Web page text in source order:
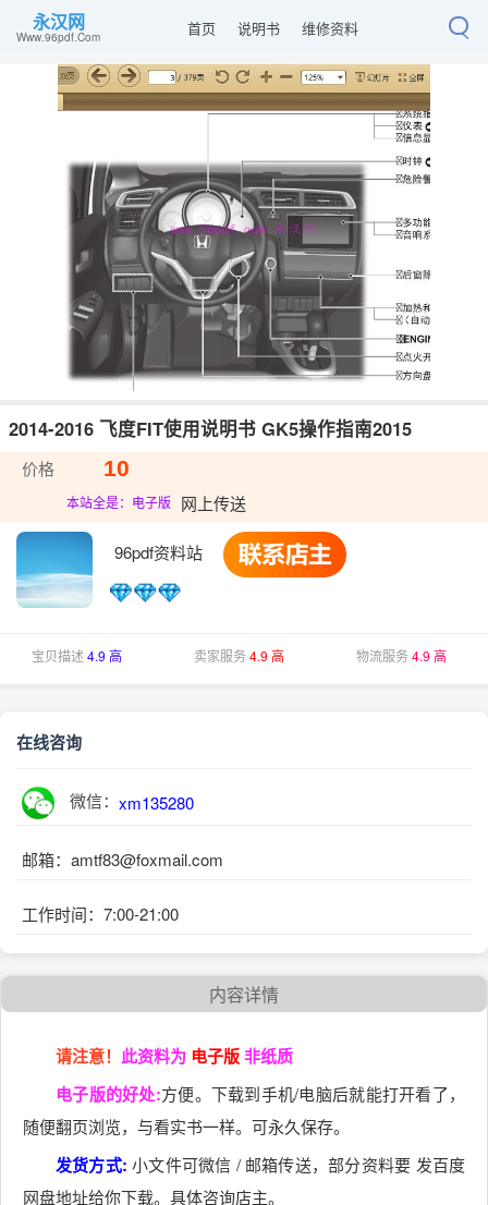
永汉网
Www.96pdf.Com 首页 说明书 维修资料
2014-2016 飞度FIT使用说明书 GK5操作指南2015
价格 10
本站全是：电子版 网上传送
96pdf资料站
宝贝描述 4.9 高 卖家服务4.9 高 物流服务4.9 高
在线咨询
微信： xm135280
邮箱：amtf83@foxmail.com
工作时间：7:00-21:00
内容详情
请注意！ 此资料为 电子版非纸质
电子版的好处:方便。下载到手机/电脑后就能打开看了，
随便翻页浏览，与看实书一样。可永久保存。
发货方式: 小文件可微信 / 邮箱传送，部分资料要 发百度
网盘地址给你下载。具体咨询店主。